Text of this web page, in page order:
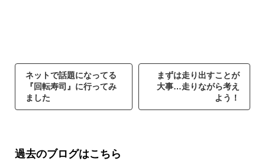
ネットで話題になってる
『回転寿司』に行ってみ
ました
まずは走り出すことが
大事…走りながら考え
よう！
過去のブログはこちら